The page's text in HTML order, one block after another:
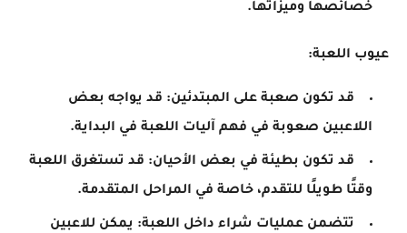
خصائصها وميزاتها.
عيوب اللعبة:
قد تكون صعبة على المبتدئين: قد يواجه بعض
اللاعبين صعوبة في فهم آليات اللعبة في البداية.
قد تكون بطيئة في بعض الأحيان: قد تستغرق اللعبة
وقتًا طويلًا للتقدم، خاصة في المراحل المتقدمة.
تتضمن عمليات شراء داخل اللعبة: يمكن للاعبين